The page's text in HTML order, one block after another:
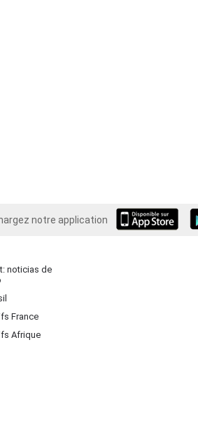
notre application
Android
noticias de
France
Afrique